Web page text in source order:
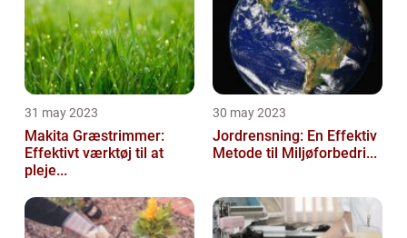
31 may 2023
Makita Græstrimmer:
Effektivt værktøj til at
pleje...
30 may 2023
Jordrensning: En Effektiv
Metode til Miljøforbedri...